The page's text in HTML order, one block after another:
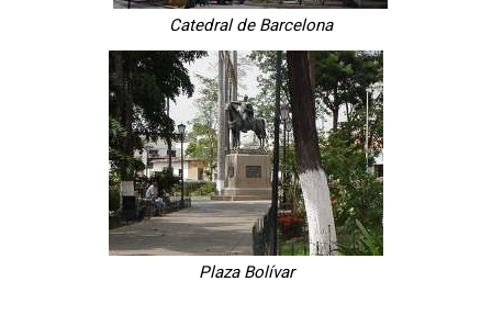
Catedral de Barcelona
Plaza Bolívar